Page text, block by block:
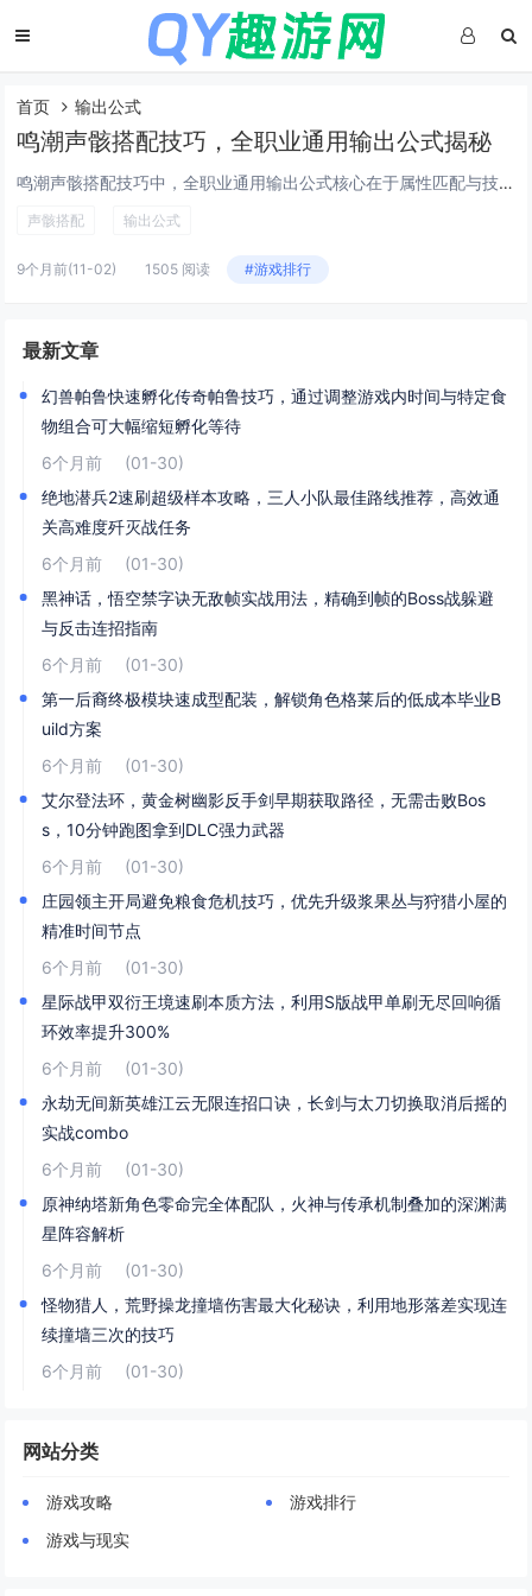
首页 输出公式
鸣潮声骸搭配技巧，全职业通用输出公式揭秘
鸣潮声骸搭配技巧中，全职业通用输出公式核心在于属性匹配与技能协同，玩家需根据角色职业特性选择主属性为暴击、攻击或元素伤害的声骸套装，同时注重副属性的优化，通过激活声骸套装效果，如双件套增伤与四件套爆发强化，可大幅提升输出效率，合理搭配共鸣技...
声骸搭配 输出公式
9个月前(11-02) 1505 阅读 #游戏排行
最新文章
幻兽帕鲁快速孵化传奇帕鲁技巧，通过调整游戏内时间与特定食
物组合可大幅缩短孵化等待
6个月前
(01-30)
绝地潜兵2速刷超级样本攻略，三人小队最佳路线推荐，高效通
关高难度歼灭战任务
6个月前
(01-30)
黑神话，悟空禁字诀无敌帧实战用法，精确到帧的Boss战躲避
与反击连招指南
6个月前
(01-30)
第一后裔终极模块速成型配装，解锁角色格莱后的低成本毕业B
uild方案
6个月前
(01-30)
艾尔登法环，黄金树幽影反手剑早期获取路径，无需击败Bos
s，10分钟跑图拿到DLC强力武器
6个月前
(01-30)
庄园领主开局避免粮食危机技巧，优先升级浆果丛与狩猎小屋的
精准时间节点
6个月前
(01-30)
星际战甲双衍王境速刷本质方法，利用S版战甲单刷无尽回响循
环效率提升300%
6个月前
(01-30)
永劫无间新英雄江云无限连招口诀，长剑与太刀切换取消后摇的
实战combo
6个月前
(01-30)
原神纳塔新角色零命完全体配队，火神与传承机制叠加的深渊满
星阵容解析
6个月前
(01-30)
怪物猎人，荒野操龙撞墙伤害最大化秘诀，利用地形落差实现连
续撞墙三次的技巧
6个月前
(01-30)
网站分类
游戏攻略
游戏排行
游戏与现实